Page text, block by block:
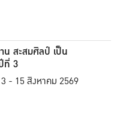
น สะสมศิลป์ เป็น
ที่ 3
- 15 สิงหาคม 2569